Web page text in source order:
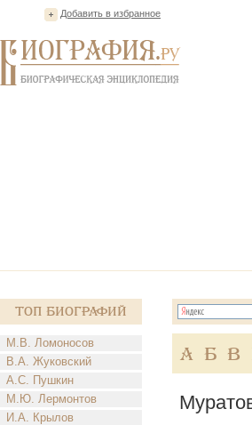
Добавить в избранное
Топ Биографий
М.В. Ломоносов
В.А. Жуковский
А.С. Пушкин
М.Ю. Лермонтов
И.А. Крылов
А Б В